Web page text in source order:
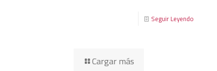
Seguir Leyendo
Cargar más